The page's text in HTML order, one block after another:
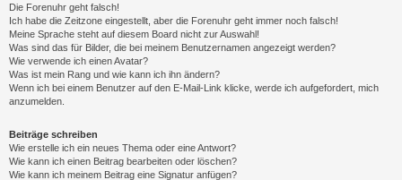
Die Forenuhr geht falsch!
Ich habe die Zeitzone eingestellt, aber die Forenuhr geht immer noch falsch!
Meine Sprache steht auf diesem Board nicht zur Auswahl!
Was sind das für Bilder, die bei meinem Benutzernamen angezeigt werden?
Wie verwende ich einen Avatar?
Was ist mein Rang und wie kann ich ihn ändern?
Wenn ich bei einem Benutzer auf den E-Mail-Link klicke, werde ich aufgefordert, mich
anzumelden.
Beiträge schreiben
Wie erstelle ich ein neues Thema oder eine Antwort?
Wie kann ich einen Beitrag bearbeiten oder löschen?
Wie kann ich meinem Beitrag eine Signatur anfügen?